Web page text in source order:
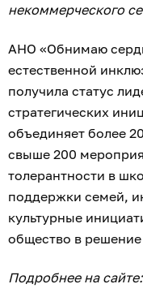
некоммерческого
АНО «Обнимаю
естественной
получила статус
стратегических
объединяет более
свыше 200
толерантности в
поддержки семей,
культурные
общество в
Подробнее на сайте: